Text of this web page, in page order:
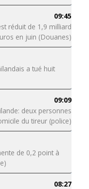
09:45
réduit de 1,9 milliard
en juin (Douanes)
a tué huit
09:09
deux personnes
du tireur (police)
de 0,2 point à
08:27